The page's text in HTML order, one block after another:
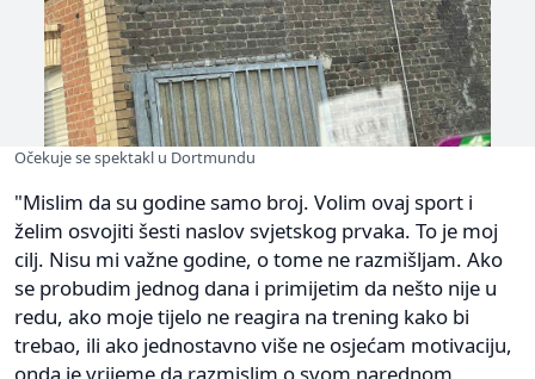
Očekuje se spektakl u Dortmundu
"Mislim da su godine samo broj. Volim ovaj sport i
želim osvojiti šesti naslov svjetskog prvaka. To je moj
cilj. Nisu mi važne godine, o tome ne razmišljam. Ako
se probudim jednog dana i primijetim da nešto nije u
redu, ako moje tijelo ne reagira na trening kako bi
trebao, ili ako jednostavno više ne osjećam motivaciju,